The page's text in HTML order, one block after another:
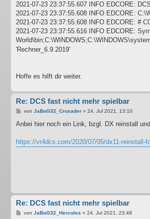
2021-07-23 23:37:55.607 INFO EDCORE:
2021-07-23 23:37:55.608 INFO EDCORE:
2021-07-23 23:37:55.608 INFO EDCORE: #
2021-07-23 23:37:55.616 INFO EDCORE:
'Rechner_6.9.2019'
Hoffe es hilft dir weiter.
Re: DCS fast nicht mehr spielbar
B
i
a
g
von JaBoG32_Crusader» 24. Jul 2021, 13:10
Anbei hier noch ein Link, bzgl. DX reinstall und
https://vr4dcs.com/2020/07/05/dx11-reinstall-
Re: DCS fast nicht mehr spielbar
Bvon JaBoG32_Hercules » 24. Jul 2021, 23:48